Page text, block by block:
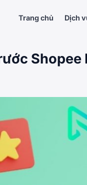
Trang chủ Dịch
Shopee